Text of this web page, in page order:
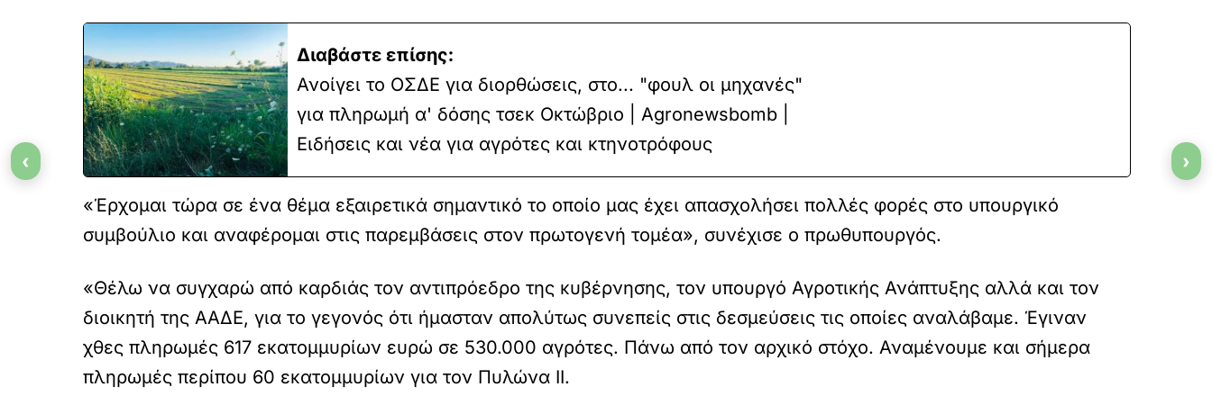
Διαβάστε επίσης:
Ανοίγει το ΟΣΔΕ για διορθώσεις, στο... "φουλ οι μηχανές"
για πληρωμή α' δόσης τσεκ Οκτώβριο | Agronewsbomb |
Ειδήσεις και νέα για αγρότες και κτηνοτρόφους
«Έρχομαι τώρα σε ένα θέμα εξαιρετικά σημαντικό το οποίο μας έχει απασχολήσει πολλές φορές στο υπουργικό
συμβούλιο και αναφέρομαι στις παρεμβάσεις στον πρωτογενή τομέα», συνέχισε ο πρωθυπουργός.
«Θέλω να συγχαρώ από καρδιάς τον αντιπρόεδρο της κυβέρνησης, τον υπουργό Αγροτικής Ανάπτυξης αλλά και τον
διοικητή της ΑΑΔΕ, για το γεγονός ότι ήμασταν απολύτως συνεπείς στις δεσμεύσεις τις οποίες αναλάβαμε. Έγιναν
χθες πληρωμές 617 εκατομμυρίων ευρώ σε 530.000 αγρότες. Πάνω από τον αρχικό στόχο. Αναμένουμε και σήμερα
πληρωμές περίπου 60 εκατομμυρίων για τον Πυλώνα ΙΙ.
‹ ›